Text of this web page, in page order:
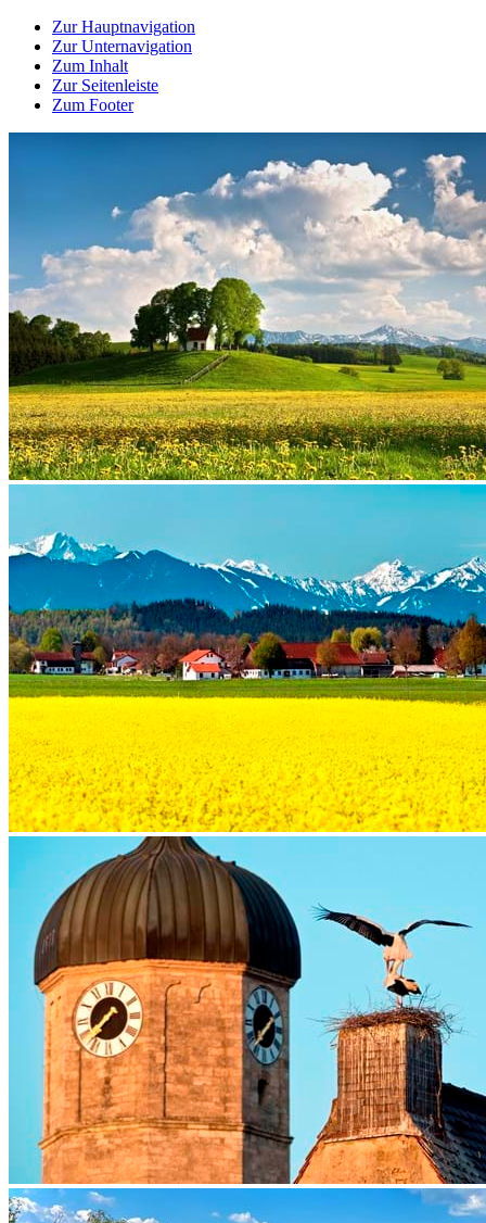
Zur Hauptnavigation
Zur Unternavigation
Zum Inhalt
Zur Seitenleiste
Zum Footer